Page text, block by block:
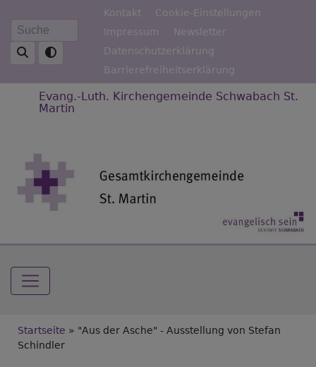
zum
Inhalt
Suche
Fußbereichsmenü
Kontakt
Cookie-Einstellungen
Impressum
Newsletter
Datenschutzerklärung
Barrierefreiheitserklärung
Evang.-Luth. Kirchengemeinde Schwabach St.
Martin
Hauptnavigation
Breadcrumb
Startseite
"Aus der Asche" - Ausstellung von Stefan
Schindler